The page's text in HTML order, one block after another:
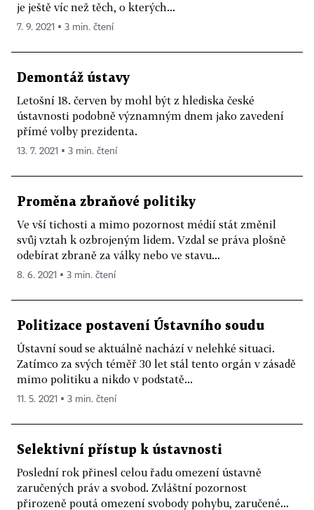
je ještě víc než těch, o kterých...
7. 9. 2021 ▪ 3 min. čtení
Demontáž ústavy
Letošní 18. červen by mohl být z hlediska české
ústavnosti podobně významným dnem jako zavedení
přímé volby prezidenta.
13. 7. 2021 ▪ 3 min. čtení
Proměna zbraňové politiky
Ve vší tichosti a mimo pozornost médií stát změnil
svůj vztah k ozbrojeným lidem. Vzdal se práva plošně
odebírat zbraně za války nebo ve stavu...
8. 6. 2021 ▪ 3 min. čtení
Politizace postavení Ústavního soudu
Ústavní soud se aktuálně nachází v nelehké situaci.
Zatímco za svých téměř 30 let stál tento orgán v zásadě
mimo politiku a nikdo v podstatě...
11. 5. 2021 ▪ 3 min. čtení
Selektivní přístup k ústavnosti
Poslední rok přinesl celou řadu omezení ústavně
zaručených práv a svobod. Zvláštní pozornost
přirozeně poutá omezení svobody pohybu, zaručené...